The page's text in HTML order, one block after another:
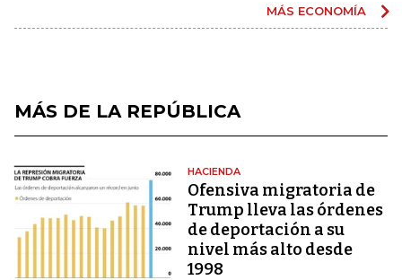
MÁS ECONOMÍA
MÁS DE LA REPÚBLICA
HACIENDA
Ofensiva migratoria de
Trump lleva las órdenes
de deportación a su
nivel más alto desde
1998